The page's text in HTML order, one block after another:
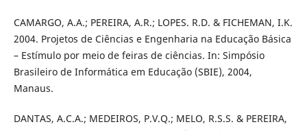
CAMARGO, A.A.; PEREIRA, A.R.; LOPES. R.D. & FICHEMAN, I.K.
2004. Projetos de Ciências e Engenharia na Educação Básica
– Estímulo por meio de feiras de ciências. In: Simpósio
Brasileiro de Informática em Educação (SBIE), 2004,
Manaus.
DANTAS, A.C.A.; MEDEIROS, P.V.Q.; MELO, R.S.S. & PEREIRA,